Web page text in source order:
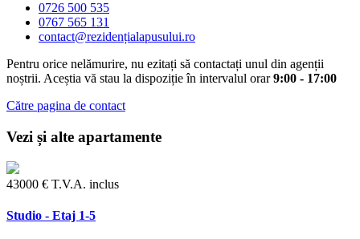
0726 500 535
0767 565 131
contact@rezidențialapusului.ro
Pentru orice nelămurire, nu ezitați să contactați unul din agenții
noștrii. Aceștia vă stau la dispoziție în intervalul orar9:00 - 17:00
Către pagina de contact
Vezi și alte apartamente
43000 € T.V.A. inclus
Studio - Etaj 1-5